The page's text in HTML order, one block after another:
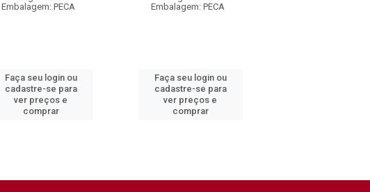
Embalagem: PECA
Faça seu login ou
cadastre-se para
ver preços e
comprar
Embalagem: PECA
Faça seu login ou
cadastre-se para
ver preços e
comprar